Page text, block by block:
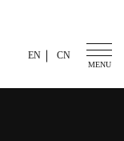
EN CN